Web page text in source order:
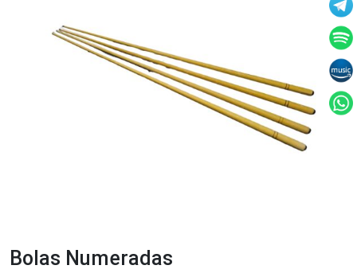
Bolas Numeradas